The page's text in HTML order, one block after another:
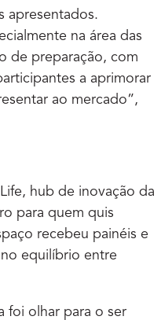
apresentados.
na área das
de preparação, com
a aprimorar
ao mercado”,
hub de inovação da
para quem quis
recebeu painéis e
equilíbrio entre
foi olhar para o ser